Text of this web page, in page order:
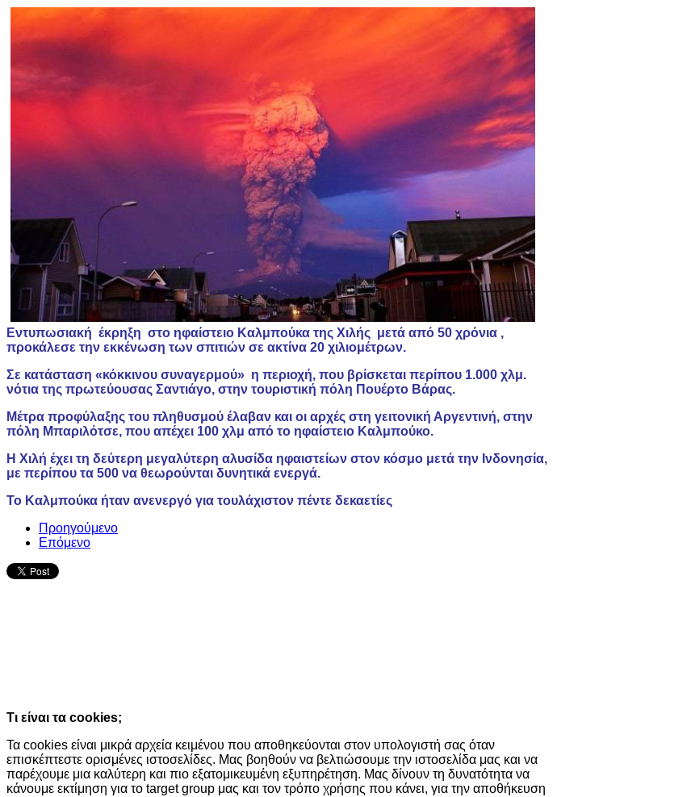
Εντυπωσιακή έκρηξη στο ηφαίστειο Καλμπούκα της Χιλής μετά από 50 χρόνια ,
προκάλεσε την εκκένωση των σπιτιών σε ακτίνα 20 χιλιομέτρων.
Σε κατάσταση «κόκκινου συναγερμού» η περιοχή, που βρίσκεται περίπου 1.000 χλμ.
νότια της πρωτεύουσας Σαντιάγο, στην τουριστική πόλη Πουέρτο Βάρας.
Μέτρα προφύλαξης του πληθυσμού έλαβαν και οι αρχές στη γειτονική Αργεντινή, στην
πόλη Μπαριλότσε, που απέχει 100 χλμ από το ηφαίστειο Καλμπούκο.
Η Χιλή έχει τη δεύτερη μεγαλύτερη αλυσίδα ηφαιστείων στον κόσμο μετά την Ινδονησία,
με περίπου τα 500 να θεωρούνται δυνητικά ενεργά.
Το Καλμπούκα ήταν ανενεργό για τουλάχιστον πέντε δεκαετίες
Προηγούμενο
Επόμενο
Τι είναι τα cookies;
Τα cookies είναι μικρά αρχεία κειμένου που αποθηκεύονται στον υπολογιστή σας όταν
επισκέπτεστε ορισμένες ιστοσελίδες. Μας βοηθούν να βελτιώσουμε την ιστοσελίδα μας και να
παρέχουμε μια καλύτερη και πιο εξατομικευμένη εξυπηρέτηση. Μας δίνουν τη δυνατότητα να
κάνουμε εκτίμηση για το target group μας και τον τρόπο χρήσης που κάνει, για την αποθήκευση